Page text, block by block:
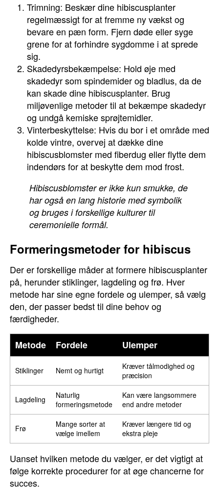
Trimning: Beskær dine hibiscusplanter
regelmæssigt for at fremme ny vækst og
bevare en pæn form. Fjern døde eller syge
grene for at forhindre sygdomme i at sprede
sig.
Skadedyrsbekæmpelse: Hold øje med
skadedyr som spindemider og bladlus, da de
kan skade dine hibiscusplanter. Brug
miljøvenlige metoder til at bekæmpe skadedyr
og undgå kemiske sprøjtemidler.
Vinterbeskyttelse: Hvis du bor i et område med
kolde vintre, overvej at dække dine
hibiscusblomster med fiberdug eller flytte dem
indendørs for at beskytte dem mod frost.
Hibiscusblomster er ikke kun smukke, de
har også en lang historie med symbolik
og bruges i forskellige kulturer til
ceremonielle formål.
Formeringsmetoder for hibiscus
Der er forskellige måder at formere hibiscusplanter
på, herunder stiklinger, lagdeling og frø. Hver
metode har sine egne fordele og ulemper, så vælg
den, der passer bedst til dine behov og
færdigheder.
Metode Fordele Ulemper
Stiklinger Nemt og hurtigt
Kræver tålmodighed og
præcision
Lagdeling
Naturlig
formeringsmetode
Kan være langsommere
end andre metoder
Frø
Mange sorter at
vælge imellem
Kræver længere tid og
ekstra pleje
Uanset hvilken metode du vælger, er det vigtigt at
følge korrekte procedurer for at øge chancerne for
succes.